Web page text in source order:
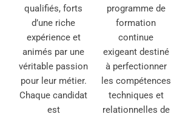
qualifiés, forts
d’une riche
expérience et
animés par une
véritable passion
pour leur métier.
Chaque candidat
est
programme de
formation
continue
exigeant destiné
à perfectionner
les compétences
techniques et
relationnelles de